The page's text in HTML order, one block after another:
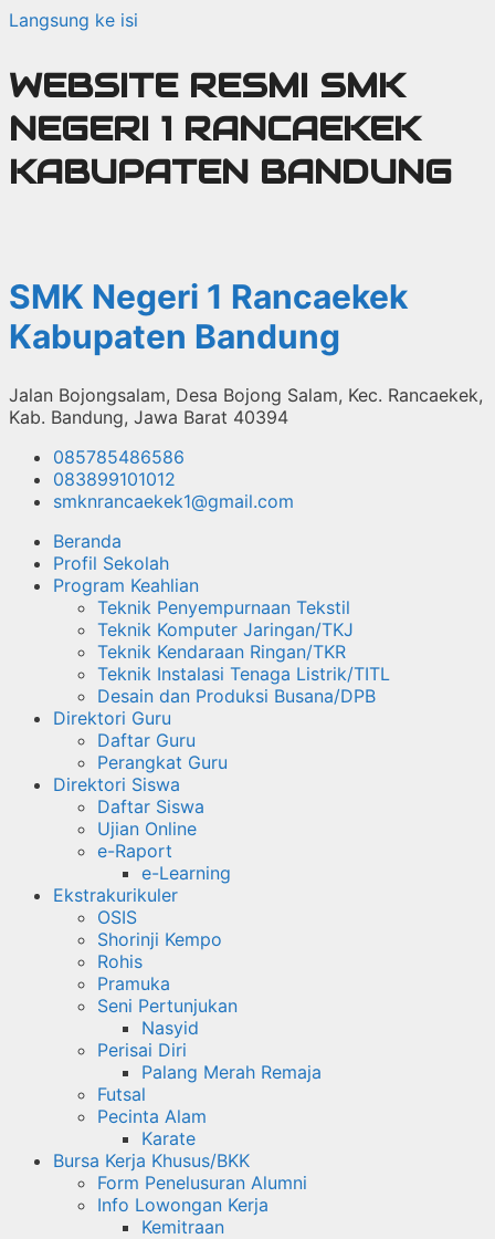
Langsung ke isi
WEBSITE RESMI SMK
NEGERI 1 RANCAEKEK
KABUPATEN BANDUNG
SMK Negeri 1 Rancaekek
Kabupaten Bandung
Jalan Bojongsalam, Desa Bojong Salam, Kec. Rancaekek,
Kab. Bandung, Jawa Barat 40394
085785486586
083899101012
smknrancaekek1@gmail.com
Beranda
Profil Sekolah
Program Keahlian
Teknik Penyempurnaan Tekstil
Teknik Komputer Jaringan/TKJ
Teknik Kendaraan Ringan/TKR
Teknik Instalasi Tenaga Listrik/TITL
Desain dan Produksi Busana/DPB
Direktori Guru
Daftar Guru
Perangkat Guru
Direktori Siswa
Daftar Siswa
Ujian Online
e-Raport
e-Learning
Ekstrakurikuler
OSIS
Shorinji Kempo
Rohis
Pramuka
Seni Pertunjukan
Nasyid
Perisai Diri
Palang Merah Remaja
Futsal
Pecinta Alam
Karate
Bursa Kerja Khusus/BKK
Form Penelusuran Alumni
Info Lowongan Kerja
Kemitraan